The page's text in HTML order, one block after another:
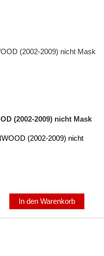
(2002-2009) nicht Mask
(2002-2009) nicht
In den Warenkorb